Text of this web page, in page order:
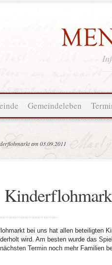
Gemeindeleben
am 03.09.2011
bei uns hat allen beteiligten
wird. Am besten wurde das
Termin noch mehr Familien